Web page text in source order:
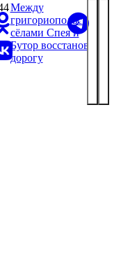
Между
григориопольскими
сёлами Спея и
Бутор восстановили
дорогу